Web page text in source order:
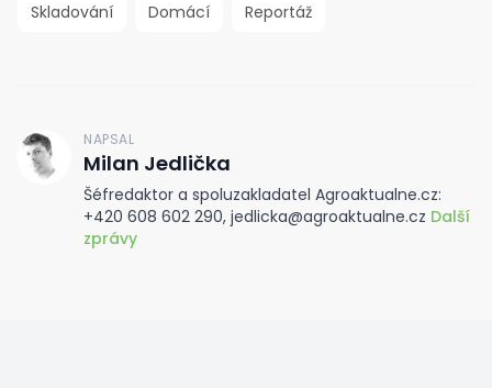
Skladování Domácí Reportáž
M
NAPSAL
Milan Jedlička
Šéfredaktor a spoluzakladatel Agroaktualne.cz:
+420 608 602 290, jedlicka@agroaktualne.cz Další
zprávy